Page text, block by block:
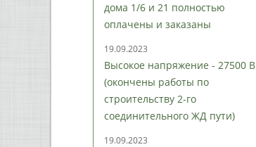
дома 1/6 и 21 полностью
оплачены и заказаны
19.09.2023
Высокое напряжение - 27500 В
(окончены работы по
строительству 2-го
соединительного ЖД пути)
19.09.2023